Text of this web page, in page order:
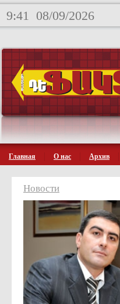
9:41 08/09/2026
Главная О нас Архив
Новости